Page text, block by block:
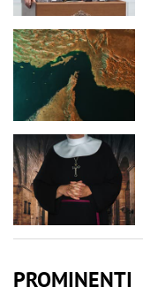
PROMINENTI